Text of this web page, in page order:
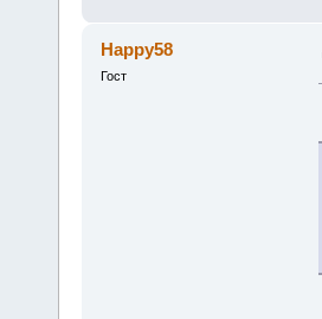
Happy58
Гост